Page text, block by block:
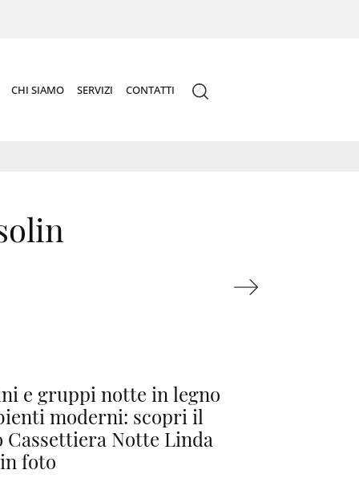
CHI SIAMO SERVIZI CONTATTI
e gruppi notte in legno
moderni: scopri il
Cassettiera Notte Linda
foto